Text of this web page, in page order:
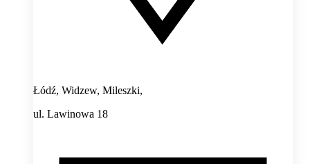
Łódź, Widzew, Mileszki,
ul. Lawinowa 18